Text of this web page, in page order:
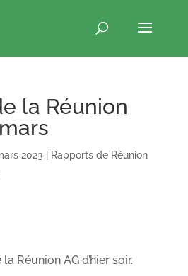
la Réunion
2023
Rapports de Réunion
Réunion AG d’hier soir.